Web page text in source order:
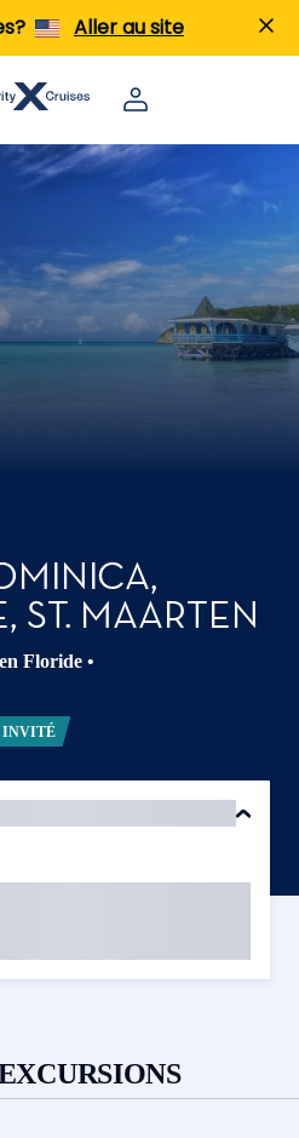
Aller au site
ST. MAARTEN
Floride •
INVITÉ